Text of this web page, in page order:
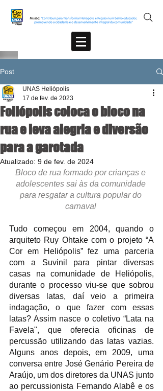
Post
Foliópolis coloca o bloco na
rua e leva alegria e diversão
para a garotada
UNAS Heliópolis
17 de fev. de 2023
Atualizado: 9 de fev. de 2024
Bloco de rua formado por crianças e
adolescentes sai às da comunidade
para resgatar a cultura popular do
carnaval
Tudo começou em 2004, quando o
arquiteto Ruy Ohtake com o projeto “A
Cor em Heliópolis” fez uma parceria
com a Suvinil para pintar diversas
casas na comunidade de Heliópolis,
durante o processo viu-se que sobrou
diversas latas, daí veio a primeira
indagação, o que fazer com essas
latas? Assim nasce o coletivo “Lata na
Favela", que oferecia oficinas de
percussão utilizando das latas vazias.
Alguns anos depois, em 2009, uma
conversa entre José Genário Pereira de
Araújo, um dos diretores da UNAS junto
ao percussionista Fernando Alabê e os